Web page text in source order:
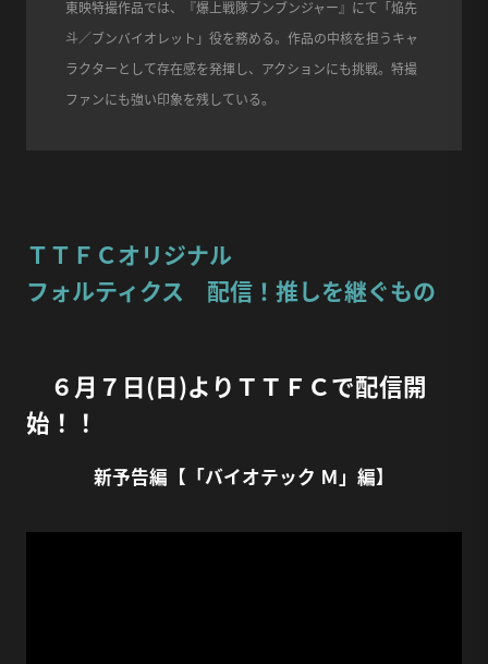
東映特撮作品では、『爆上戦隊ブンブンジャー』にて「焔先
斗／ブンバイオレット」役を務める。作品の中核を担うキャ
ラクターとして存在感を発揮し、アクションにも挑戦。特撮
ファンにも強い印象を残している。
ＴＴＦＣオリジナル
フォルティクス 配信！推しを継ぐもの
６月７日(日)よりＴＴＦＣで配信開
始！！
新予告編【「バイオテック Ｍ」編】